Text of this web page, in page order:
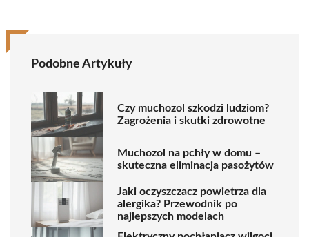
Podobne Artykuły
Czy muchozol szkodzi ludziom?
Zagrożenia i skutki zdrowotne
Muchozol na pchły w domu –
skuteczna eliminacja pasożytów
Jaki oczyszczacz powietrza dla
alergika? Przewodnik po
najlepszych modelach